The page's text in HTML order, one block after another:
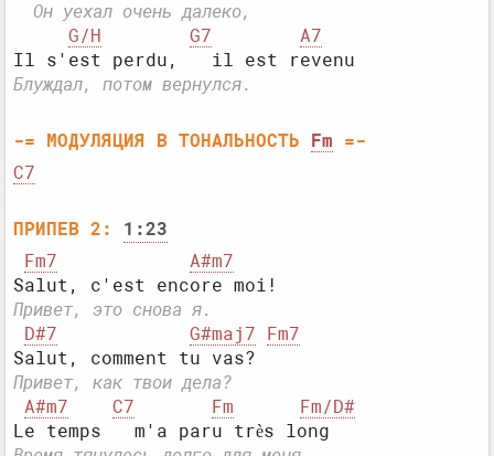
  Он уехал очень далеко,
G/H
G7
A7
Блуждал, потом вернулся.
-= МОДУЛЯЦИЯ В ТОНАЛЬНОСТЬ Fm =-
C7
ПРИПЕВ 2:
1:23
Fm7
A#m7
Привет, это снова я.
D#7
G#maj7
Fm7
Привет, как твои дела?
A#m7
C7 Fm
Fm/D#